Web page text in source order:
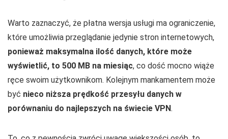
Warto zaznaczyć, że płatna wersja usługi ma ograniczenie,
które umożliwia przeglądanie jedynie stron internetowych,
ponieważ maksymalna ilość danych, które może
wyświetlić, to 500 MB na miesiąc, co dość mocno wiąże
ręce swoim użytkownikom. Kolejnym mankamentem może
być nieco niższa prędkość przesyłu danych w
porównaniu do najlepszych na świecie VPN.